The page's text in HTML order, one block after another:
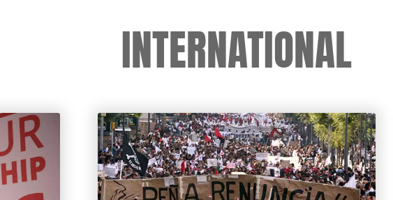
INTERNATIONAL